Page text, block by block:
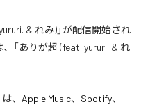
& れみ)」が配信開始され
「ありが超 (feat. yururi. & れ
は、 Apple Music、 Spotify、